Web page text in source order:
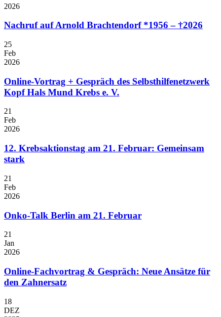
2026
Nachruf auf Arnold Brachtendorf *1956 – †2026
25
Feb
2026
Online-Vortrag + Gespräch des Selbsthilfenetzwerk
Kopf Hals Mund Krebs e. V.
21
Feb
2026
12. Krebsaktionstag am 21. Februar: Gemeinsam
stark
21
Feb
2026
Onko-Talk Berlin am 21. Februar
21
Jan
2026
Online-Fachvortrag & Gespräch: Neue Ansätze für
den Zahnersatz
18
DEZ